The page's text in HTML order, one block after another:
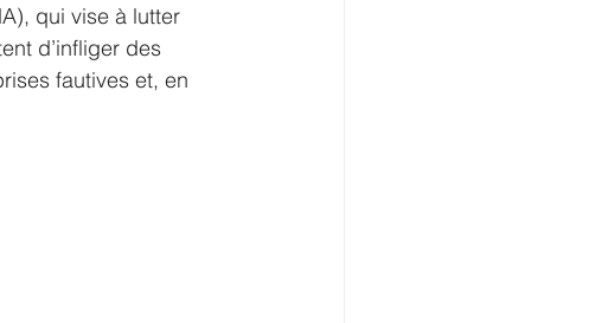
qui vise à lutter
d’infliger des
fautives et, en